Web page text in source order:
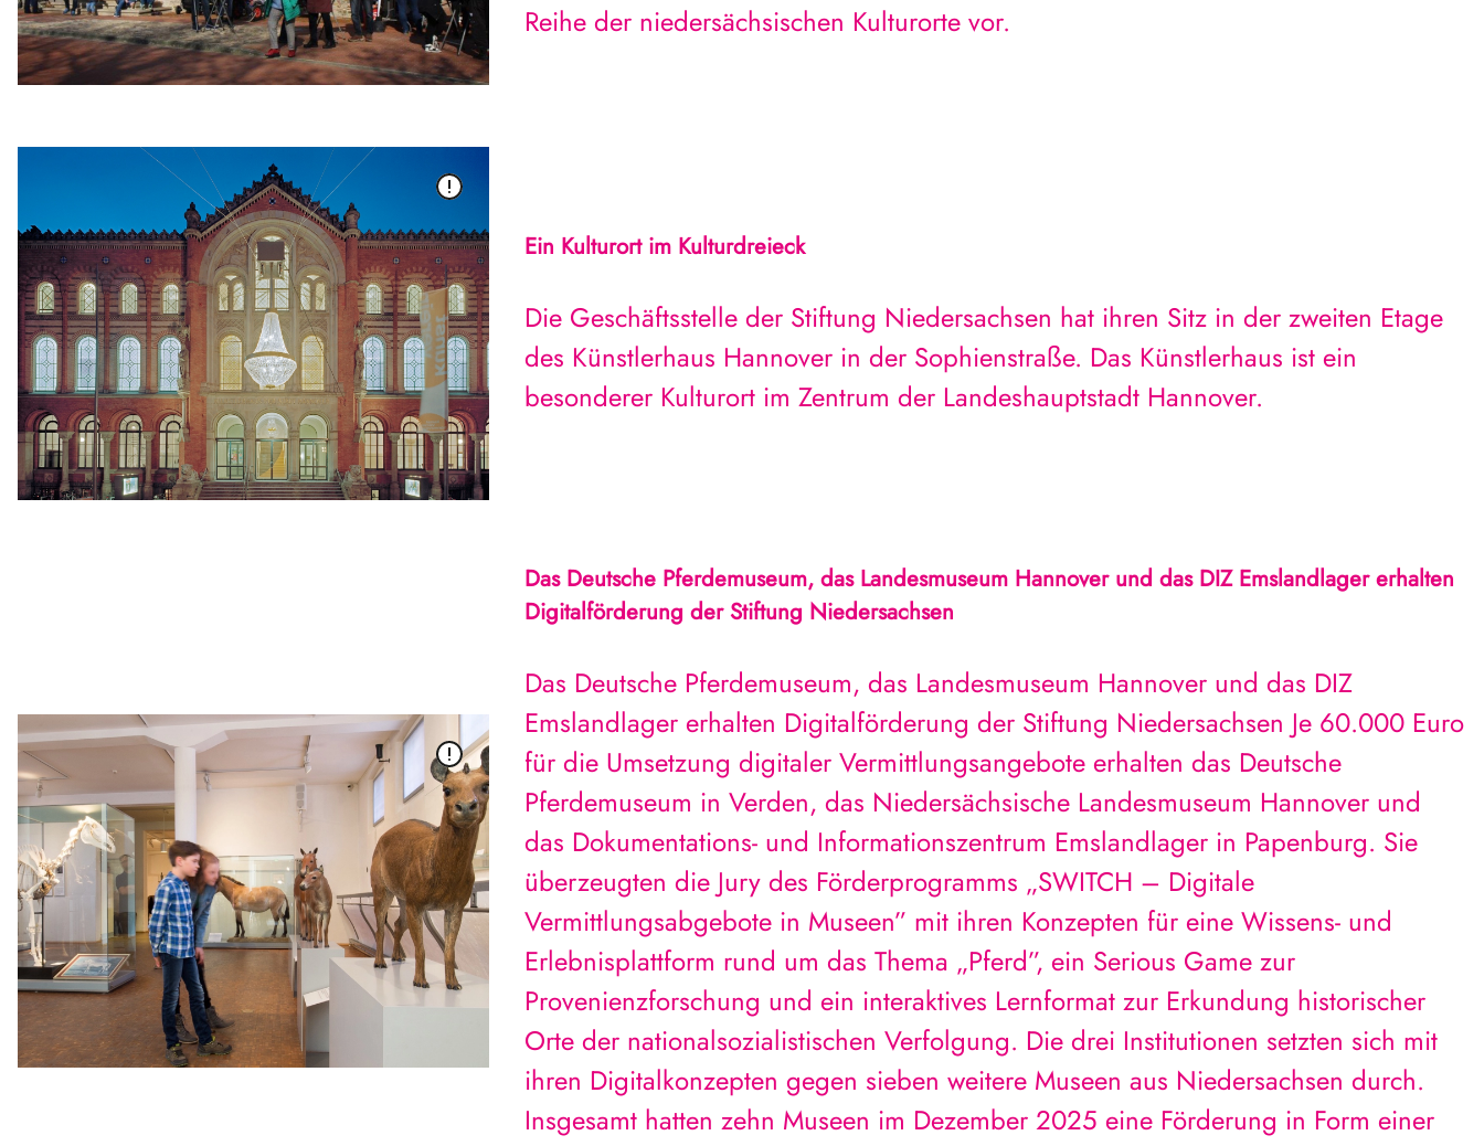
Reihe der niedersächsischen Kulturorte vor.
Ein Kulturort im Kulturdreieck
Die Geschäftsstelle der Stiftung Niedersachsen hat ihren Sitz in der zweiten Etage
des Künstlerhaus Hannover in der Sophienstraße. Das Künstlerhaus ist ein
besonderer Kulturort im Zentrum der Landeshauptstadt Hannover.
Das Deutsche Pferdemuseum, das Landesmuseum Hannover und das DIZ Emslandlager erhalten
Digitalförderung der Stiftung Niedersachsen
Das Deutsche Pferdemuseum, das Landesmuseum Hannover und das DIZ
Emslandlager erhalten Digitalförderung der Stiftung Niedersachsen Je 60.000 Euro
für die Umsetzung digitaler Vermittlungsangebote erhalten das Deutsche
Pferdemuseum in Verden, das Niedersächsische Landesmuseum Hannover und
das Dokumentations- und Informationszentrum Emslandlager in Papenburg. Sie
überzeugten die Jury des Förderprogramms „SWITCH – Digitale
Vermittlungsabgebote in Museen” mit ihren Konzepten für eine Wissens- und
Erlebnisplattform rund um das Thema „Pferd”, ein Serious Game zur
Provenienzforschung und ein interaktives Lernformat zur Erkundung historischer
Orte der nationalsozialistischen Verfolgung. Die drei Institutionen setzten sich mit
ihren Digitalkonzepten gegen sieben weitere Museen aus Niedersachsen durch.
Insgesamt hatten zehn Museen im Dezember 2025 eine Förderung in Form einer